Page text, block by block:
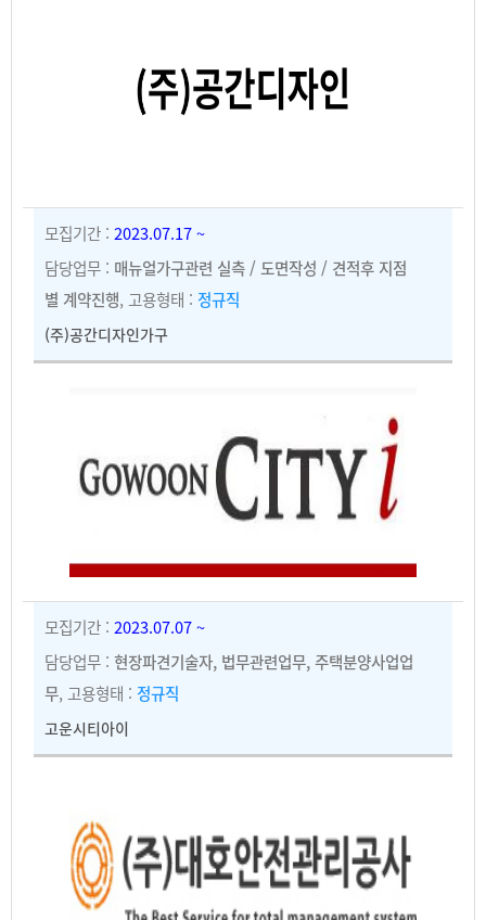
모집기간 : 2023.07.17 ~
담당업무 : 매뉴얼가구관련 실측 / 도면작성 / 견적후 지점
별 계약진행, 고용형태 : 정규직
(주)공간디자인가구
모집기간 : 2023.07.07 ~
담당업무 : 현장파견기술자, 법무관련업무, 주택분양사업업
무, 고용형태 : 정규직
고운시티아이